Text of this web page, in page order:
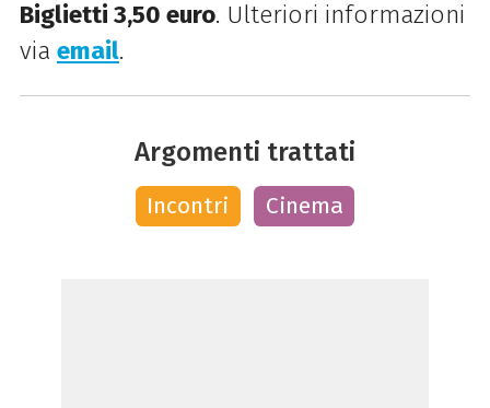
Biglietti 3,50 euro. Ulteriori informazioni
via email.
Argomenti trattati
Incontri Cinema